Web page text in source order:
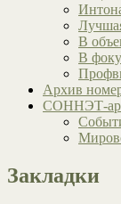
В
В
Архив
СОННЭТ-
Закладки